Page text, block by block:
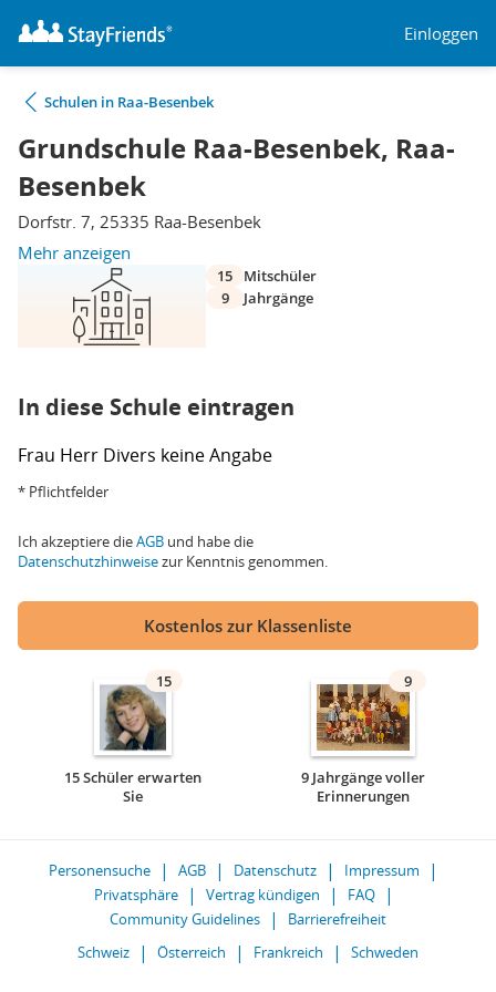
Einloggen
Schulen in Raa-Besenbek
Grundschule Raa-Besenbek, Raa-
Besenbek
Dorfstr. 7, 25335 Raa-Besenbek
Mehr anzeigen
15
Mitschüler
9
Jahrgänge
In diese Schule eintragen
Frau Herr Divers keine Angabe
* Pflichtfelder
Ich akzeptiere dieAGB und habe die
Datenschutzhinweisezur Kenntnis genommen.
Kostenlos zur Klassenliste
15
15 Schüler erwarten
Sie
9
9 Jahrgänge voller
Erinnerungen
Personensuche AGB Datenschutz
Impressum
Privatsphäre
Vertrag kündigen
FAQ
Community Guidelines
Barrierefreiheit
Schweiz
Österreich Frankreich Schweden